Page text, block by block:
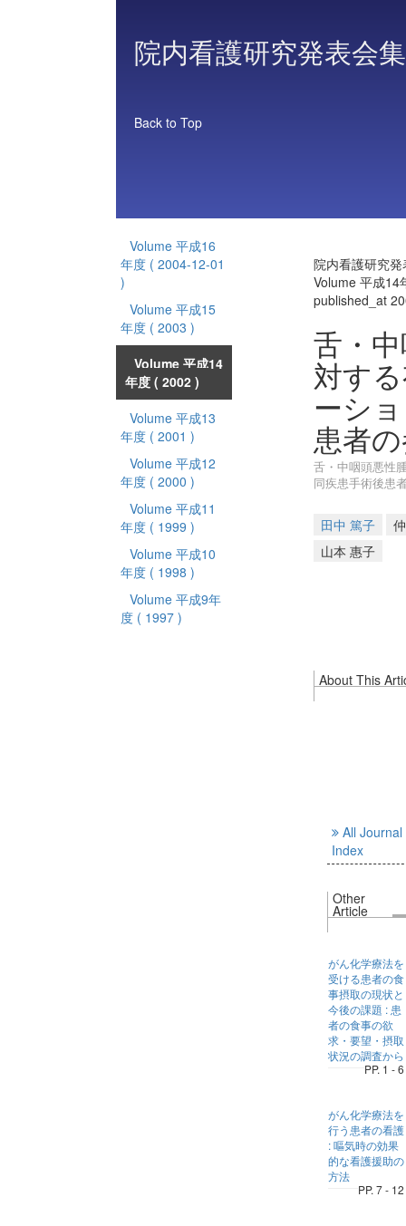
院内看護研究発表会
Back to Top
Volume 平成16
年度 ( 2004-12-01
)
Volume 平成15
年度 ( 2003 )
Volume 平成14
年度 ( 2002 )
Volume 平成13
年度 ( 2001 )
Volume 平成12
年度 ( 2000 )
Volume 平成11
年度 ( 1999 )
Volume 平成10
年度 ( 1998 )
Volume 平成9年
度 ( 1997 )
院内看護研究
Volume 平成14
published_at
舌・
対す
ーシ
患者
舌・中咽頭悪性
同疾患手術後患
田中 篤子
山本 惠子
About This
All Journal
Index
Other
Article
がん化学療法を
受ける患者の食
事摂取の現状と
今後の課題 : 患
者の食事の欲
求・要望・摂取
状況の調査から
PP. 1 - 6
がん化学療法を
行う患者の看護
: 嘔気時の効果
的な看護援助の
方法
PP. 7 - 12